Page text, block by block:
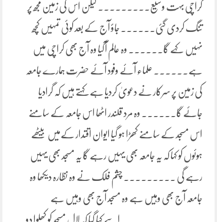
کراچی بہت وسیع۔۔۔۔۔۔۔۔۔ لیکن اس کی زمین مجھ پر
تنگ کردی گئی۔۔۔۔۔۔ جاؤ آج کے بعد کوئی تمہیں کچھ
نہیں کہے گا۔۔۔۔۔۔ وہ عالم آگیا وہ آج بھی کراچی میں
ہے۔۔۔۔۔۔ علماء آئے وفود آئے حضرت ہمارے جامعہ
کی زمین پر سرکار نے دعویٰ کردیا ہے کہتے ہیں کہ گرادیا
جائے گا۔۔۔۔۔۔ وہ مرد قلندر اٹھا اس جامعہ کے سامنے
اس مسجد کے سامنے کھڑا ہو گیا ایوان اقتدار کےمیں بیٹھے
ہوئوں کو کہا کہ یہ جامعہ بھی یہیں رہے گا یہ مسجد بھی یہیں
رہے گی ۔۔۔۔۔۔۔۔۔ چشم فلک نے وہ نظارہ دیکھا وہ
جامعہ آج بھی وہیں ہے وہ مسجد آج بھی وہیں ہے
۔۔۔۔۔۔۔۔۔۔۔۔۔۔ اسے کہا گیا کہ لال مسجد کو کھلوا دو